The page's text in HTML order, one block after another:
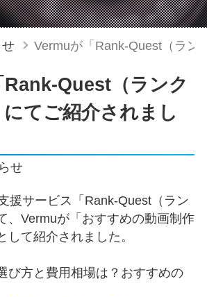
Vermuが「Rank-Quest（ラン
Quest（ランク
てご紹介されまし
せ
援サービス「Rank-Quest（ラン
、Vermuが「おすすめの動画制作
して紹介されました。
び方と費用相場は？おすすめの